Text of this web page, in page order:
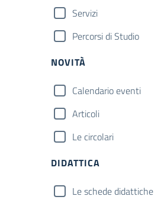
Servizi
Percorsi di Studio
NOVITÀ
Calendario eventi
Articoli
Le circolari
DIDATTICA
Le schede didattiche